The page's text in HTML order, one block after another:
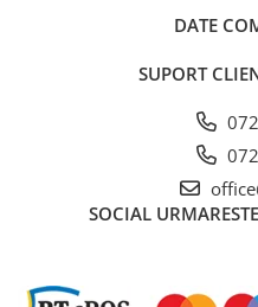
DATE
SUPORT
SOCIAL